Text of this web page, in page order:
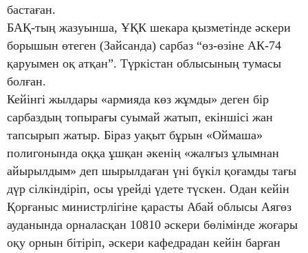
бастаған.
БАҚ-тың жазуынша, ҰҚК шекара қызметінде әскери
борышын өтеген (Зайсанда) сарбаз “өз-өзіне АК-74
қаруымен оқ атқан”. Түркістан облысының тумасы
болған.
Кейінгі жылдары «армияда көз жұмды» деген бір
сарбаздың топырағы суымай жатып, екіншісі жан
тапсырып жатыр. Біраз уақыт бұрын «Оймаша»
полигонында оққа ұшқан әкенің «жалғыз ұлымнан
айырылдым» деп шырылдаған үні бүкіл қоғамды тағы
дүр сілкіндіріп, осы үрейді үдете түскен. Одан кейін
Қорғаныс министрлігіне қарасты Абай облысы Аягөз
ауданында орналасқан 10810 әскери бөлімінде жоғары
оқу орнын бітіріп, әскери кафедрадан кейін барған